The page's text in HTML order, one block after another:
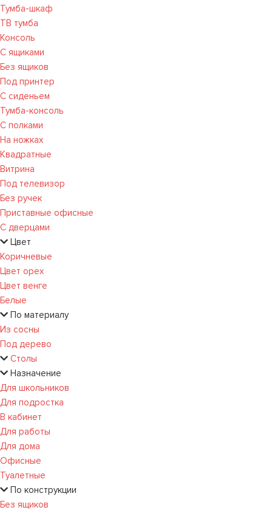
Тумба-шкаф
ТВ тумба
Консоль
С ящиками
Без ящиков
Под принтер
С сиденьем
Тумба-консоль
С полками
На ножках
Квадратные
Витрина
Под телевизор
Без ручек
Приставные офисные
С дверцами
Цвет
Коричневые
Цвет орех
Цвет венге
Белые
По материалу
Из сосны
Под дерево
Столы
Назначение
Для школьников
Для подростка
В кабинет
Для работы
Для дома
Офисные
Туалетные
По конструкции
Без ящиков